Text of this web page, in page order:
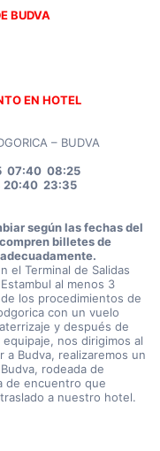
BUDVA
EN HOTEL
– BUDVA
07:40  08:25
20:40  23:35
según las fechas del
billetes de
el Terminal de Salidas
al menos 3
los procedimientos de
con un vuelo
y después de
nos dirigimos al
a Budva, realizaremos un
rodeada de
de encuentro que
a nuestro hotel.